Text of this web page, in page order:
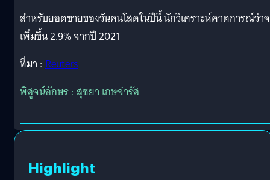
สำหรับยอดขายของวันคนโสดในปีนี้ นักวิเคราะห์คาดการณ์ว่า
เพิ่มขึ้น 2.9% จากปี 2021
ที่มา : Reuters
พิสูจน์อักษร : สุชยา เกษจำรัส
Highlight